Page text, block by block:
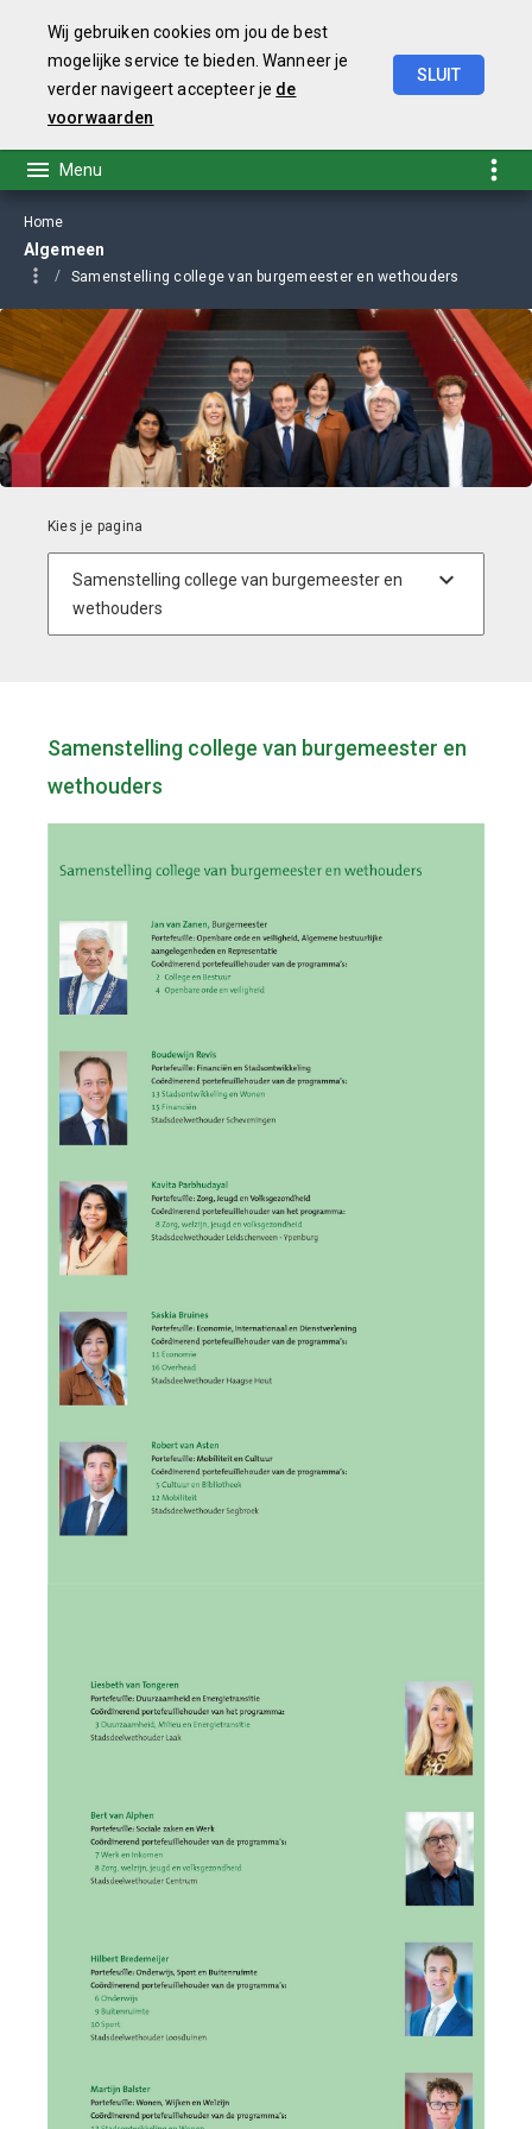
Home
Algemeen
Samenstelling college van burgemeester en wethouders
Samenstelling college van burgemeester en
wethouders
Wij gebruiken cookies om jou de best
mogelijke service te bieden. Wanneer je
verder navigeert accepteer je de
voorwaarden
SLUIT